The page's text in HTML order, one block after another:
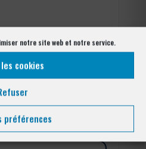
notre site web et notre service.
cookies
préférences
au panier